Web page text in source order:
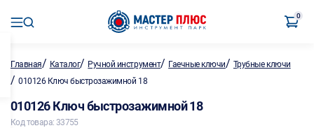
0
Главная/ Каталог/ Ручной инструмент/ Гаечные ключи/ Трубные ключи
/ 010126 Ключ быстрозажимной 18
010126 Ключ быстрозажимной 18
Код товара: 33755